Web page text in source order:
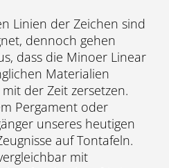
Linien der Zeichen sind
dennoch gehen
dass die Minoer Linear
Materialien
der Zeit zersetzen.
Pergament oder
unseres heutigen
auf Tontafeln.
mit